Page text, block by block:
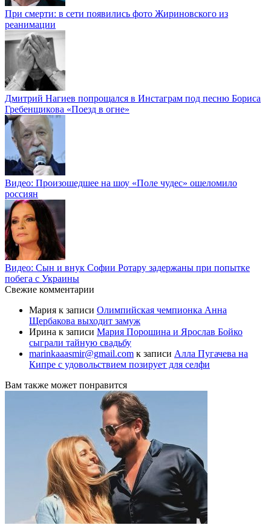
При смерти: в сети появились фото Жириновского из
реанимации
Дмитрий Нагиев попрощался в Инстаграм под песню Бориса
Гребенщикова «Поезд в огне»
Видео: Произошедшее на шоу «Поле чудес» ошеломило
россиян
Видео: Сын и внук Софии Ротару задержаны при попытке
побега с Украины
Свежие комментарии
Мария к записи Олимпийская чемпионка Анна
Щербакова выходит замуж
Ирина к записи Мария Порошина и Ярослав Бойко
сыграли тайную свадьбу
marinkaaasmir@gmail.com к записи Алла Пугачева на
Кипре с удовольствием позирует для селфи
Вам также может понравится